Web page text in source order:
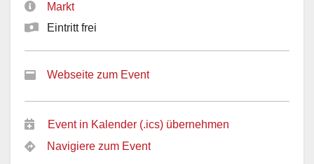
Markt
Eintritt frei
Webseite zum Event
Event in Kalender (.ics) übernehmen
Navigiere zum Event